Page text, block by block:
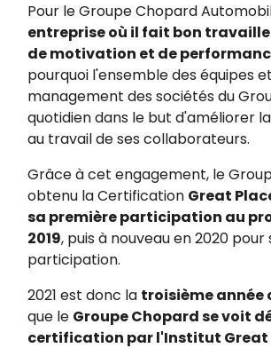
Pour le Groupe Chopard
entreprise où il fait bon
de motivation et de
pourquoi l'ensemble des équipes
management des sociétés du
quotidien dans le but d'améliorer
au travail de ses collaborateurs.
Grâce à cet engagement, le
obtenu la Certification Great
sa première participation au
2019, puis à nouveau en 2020 pour
participation.
2021 est donc la troisième année
que le Groupe Chopard se voit
certification par l'Institut Great